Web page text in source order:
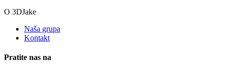
O 3DJake
Naša grupa
Kontakt
Pratite nas na